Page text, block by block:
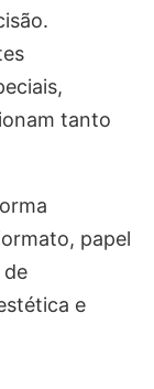
tanto
papel
de
e